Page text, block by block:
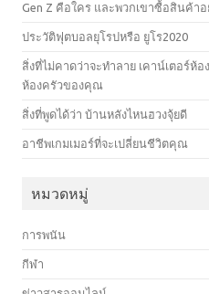
Gen Z คือใคร และพวกเขาซื้อสินค้าอ
ประวัติฟุตบอลยุโรปหรือ ยูโร2020
สิ่งที่ไม่คาดว่าจะทำลาย เคาน์เตอร์ห้
ห้องครัวของคุณ
สิ่งที่พูดได้ว่า บ้านหลังไหนฮวงจุ้ยดี
อาชีพเกมเมอร์ที่จะเปลี่ยนชีวิตคุณ
หมวดหมู่
การพนัน
กีฬา